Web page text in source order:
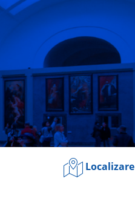
Localizare